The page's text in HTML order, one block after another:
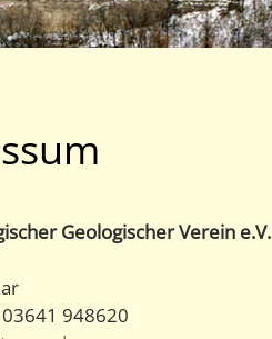
Geologischer Verein e.V.
948620